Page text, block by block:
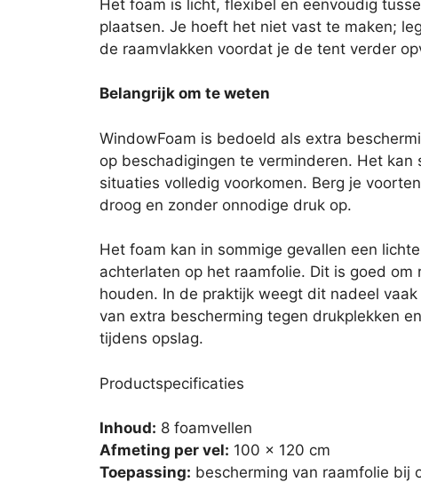
Het foam is licht, flexibel en eenvoudig
plaatsen. Je hoeft het niet vast te maken;
de raamvlakken voordat je de tent verder
Belangrijk om te weten
WindowFoam is bedoeld als extra
op beschadigingen te verminderen. Het kan
situaties volledig voorkomen. Berg je
droog en zonder onnodige druk op.
Het foam kan in sommige gevallen een
achterlaten op het raamfolie. Dit is goed om
houden. In de praktijk weegt dit nadeel
van extra bescherming tegen drukplekken
tijdens opslag.
Productspecificaties
Inhoud: 8 foamvellen
Afmeting per vel: 100 x 120 cm
Toepassing: bescherming van raamfolie bij